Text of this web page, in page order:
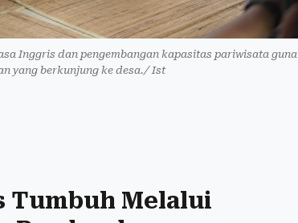
Inggris dan pengembangan kapasitas pariwisata guna
yang berkunjung ke desa./ Ist
Tumbuh Melalui